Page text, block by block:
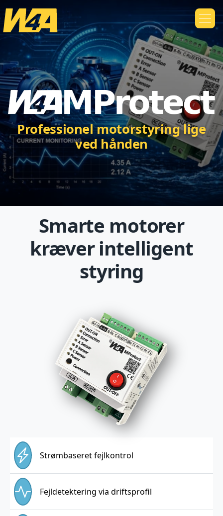
Professionel motorstyring lige
ved hånden
Smarte motorer
kræver intelligent
styring
Strømbaseret fejlkontrol
Fejldetektering via driftsprofil